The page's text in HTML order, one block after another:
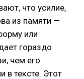
что усилие,
из памяти —
или
гораздо
чем его
в тексте. Этот